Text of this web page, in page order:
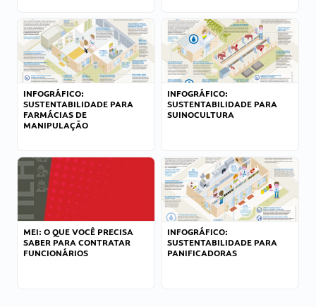
INFOGRÁFICO:
SUSTENTABILIDADE PARA
FARMÁCIAS DE
MANIPULAÇÃO
INFOGRÁFICO:
SUSTENTABILIDADE PARA
SUINOCULTURA
MEI: O QUE VOCÊ PRECISA
SABER PARA CONTRATAR
FUNCIONÁRIOS
INFOGRÁFICO:
SUSTENTABILIDADE PARA
PANIFICADORAS